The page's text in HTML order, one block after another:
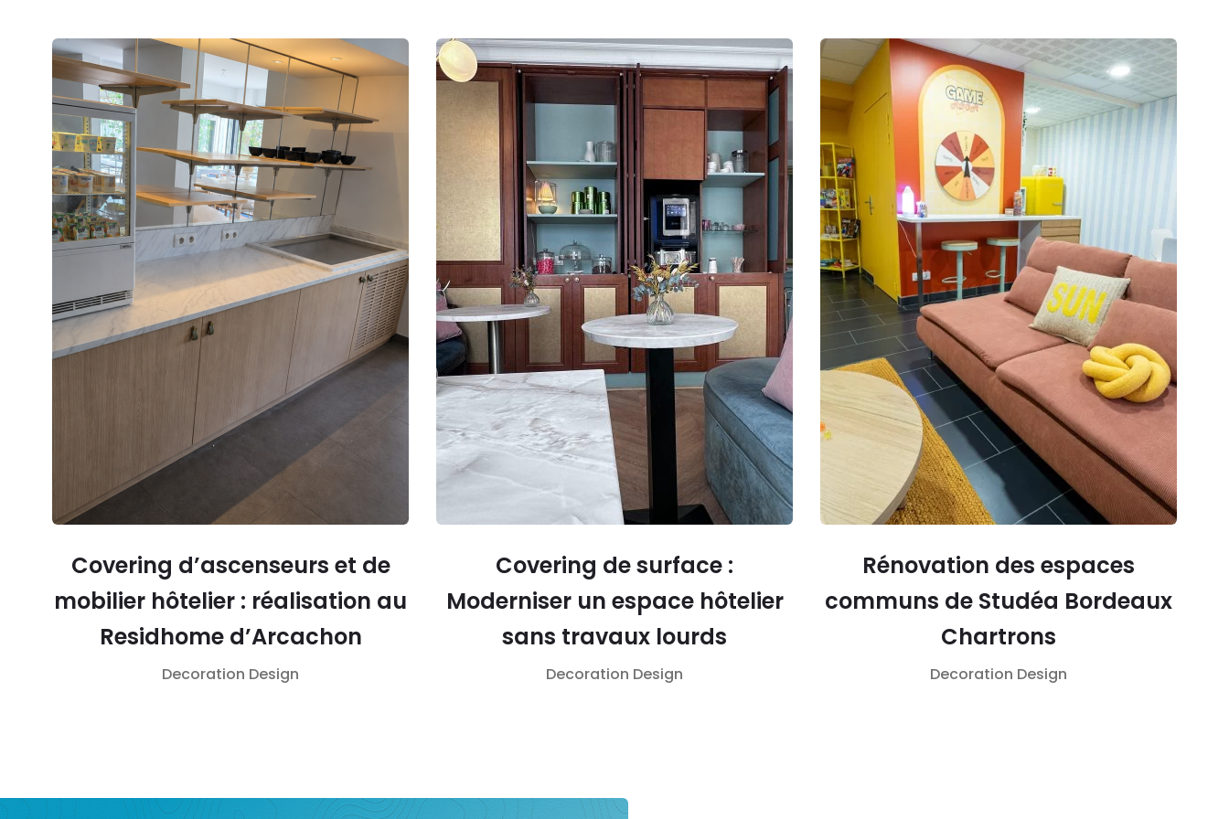
Covering d’ascenseurs et de
mobilier hôtelier : réalisation au
Residhome d’Arcachon
Decoration Design
Covering de surface :
Moderniser un espace hôtelier
sans travaux lourds
Decoration Design
Rénovation des espaces
communs de Studéa Bordeaux
Chartrons
Decoration Design